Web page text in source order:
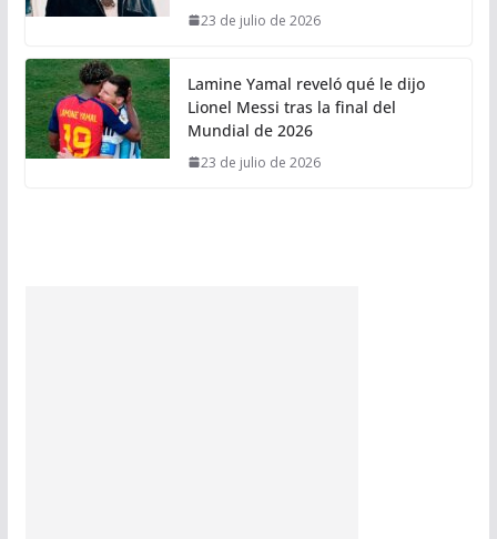
23 de julio de 2026
Lamine Yamal reveló qué le dijo
Lionel Messi tras la final del
Mundial de 2026
23 de julio de 2026